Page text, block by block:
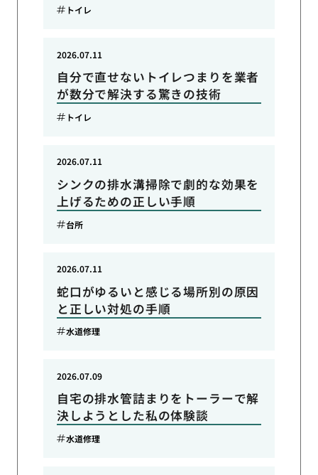
トイレ
自分で直せないトイレつまりを業者
が数分で解決する驚きの技術
2026.07.11
トイレ
シンクの排水溝掃除で劇的な効果を
上げるための正しい手順
2026.07.11
台所
蛇口がゆるいと感じる場所別の原因
と正しい対処の手順
2026.07.11
水道修理
自宅の排水管詰まりをトーラーで解
決しようとした私の体験談
2026.07.09
水道修理